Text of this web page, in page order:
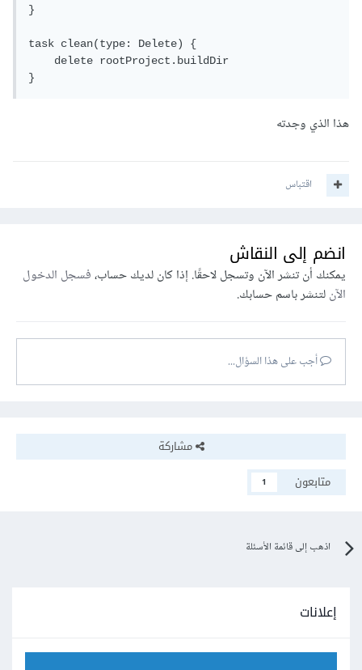
}
task clean(type: Delete) {
    delete rootProject.buildDir
هذا الذي وجدته
اقتباس
انضم إلى النقاش
يمكنك أن تنشر الآن وتسجل لاحقًا. إذا كان لديك حساب،فسجل الدخول
الآنلتنشر باسم حسابك.
أجب على هذا السؤال...
مشاركة
متابعون
1
اذهب إلى قائمة الأسئلة
إعلانات